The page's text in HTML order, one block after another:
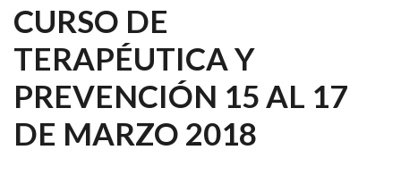
CURSO DE
TERAPÉUTICA Y
PREVENCIÓN 15 AL 17
DE MARZO 2018